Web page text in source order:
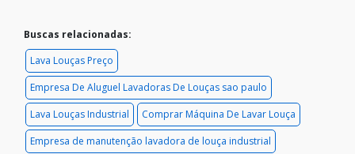
Buscas relacionadas:
Lava Louças Preço
Empresa De Aluguel Lavadoras De Louças sao paulo
Lava Louças Industrial
Comprar Máquina De Lavar Louça
Empresa de manutenção lavadora de louça industrial